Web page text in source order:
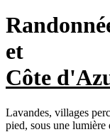
et
Côte
Lavandes, villages
pied, sous une lumière